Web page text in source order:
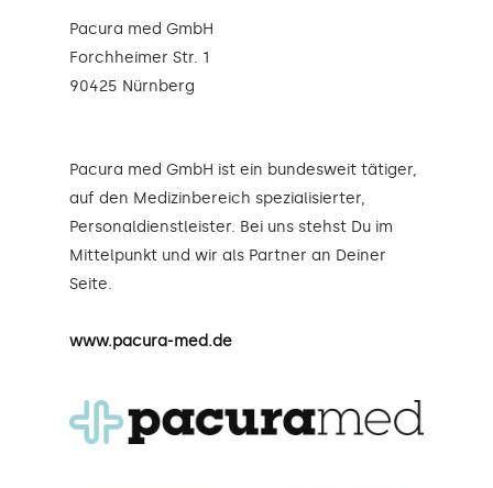
Pacura med GmbH
Forchheimer Str. 1
90425 Nürnberg
Pacura med GmbH ist ein bundesweit tätiger,
auf den Medizinbereich spezialisierter,
Personaldienstleister. Bei uns stehst Du im
Mittelpunkt und wir als Partner an Deiner
Seite.
www.pacura-med.de